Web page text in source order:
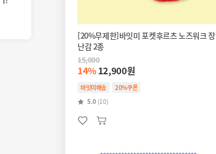
[20%무제한]바잇미 포켓후르츠 노즈워크 장
난감 2종
15,000
14%12,900원
바잇미배송
20%쿠폰
5.0 (10)